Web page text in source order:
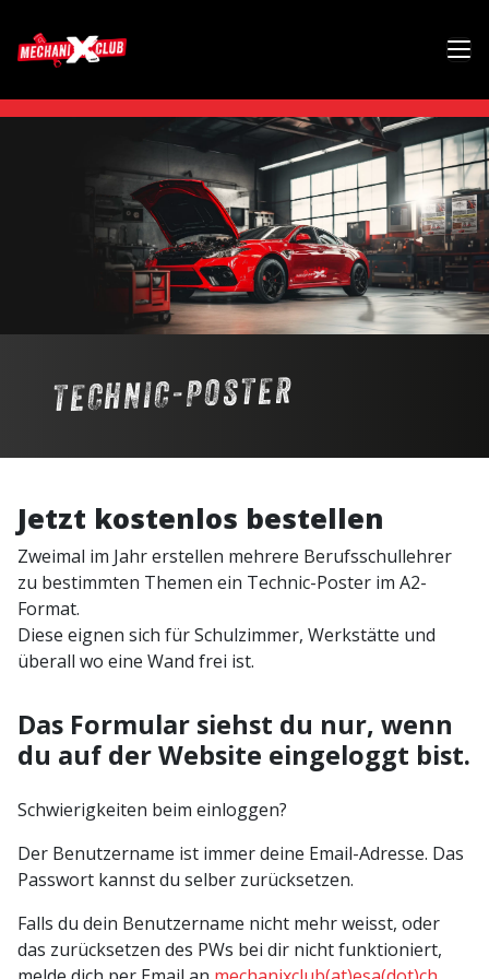
TECHNIC-POSTER
Jetzt kostenlos bestellen
Zweimal im Jahr erstellen mehrere Berufsschullehrer
zu bestimmten Themen ein Technic-Poster im A2-
Format.
Diese eignen sich für Schulzimmer, Werkstätte und
überall wo eine Wand frei ist.
Das Formular siehst du nur, wenn
du auf der Website eingeloggt bist.
Schwierigkeiten beim einloggen?
Der Benutzername ist immer deine Email-Adresse. Das
Passwort kannst du selber zurücksetzen.
Falls du dein Benutzername nicht mehr weisst, oder
das zurücksetzen des PWs bei dir nicht funktioniert,